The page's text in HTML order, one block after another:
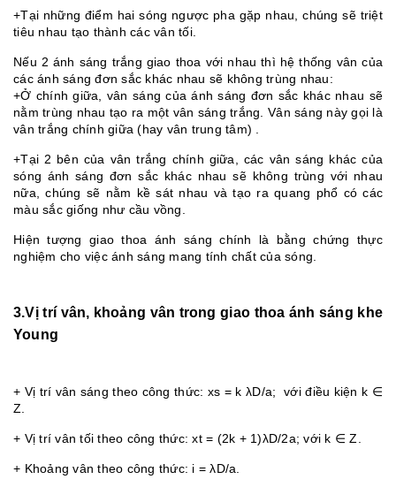
+Tại những điểm hai sóng ngược pha gặp nhau, chúng sẽ triệt
tiêu nhau tạo thành các vân tối.
Nếu 2 ánh sáng trắng giao thoa với nhau thì hệ thống vân của
các ánh sáng đơn sắc khác nhau sẽ không trùng nhau:
+Ở chính giữa, vân sáng của ánh sáng đơn sắc khác nhau sẽ
nằm trùng nhau tạo ra một vân sáng trắng. Vân sáng này gọi là
vân trắng chính giữa (hay vân trung tâm) .
+Tại 2 bên của vân trắng chính giữa, các vân sáng khác của
sóng ánh sáng đơn sắc khác nhau sẽ không trùng với nhau
nữa, chúng sẽ nằm kề sát nhau và tạo ra quang phổ có các
màu sắc giống như cầu vồng.
Hiện tượng giao thoa ánh sáng chính là bằng chứng thực
nghiệm cho việc ánh sáng mang tính chất của sóng.
3.Vị trí vân, khoảng vân trong giao thoa ánh sáng khe
Young
+ Vị trí vân sáng theo công thức: xs = k λD/a; với điều kiện k ∈
Z.
+ Vị trí vân tối theo công thức: xt = (2k + 1)λD/2a; với k ∈ Z.
+ Khoảng vân theo công thức: i = λD/a.